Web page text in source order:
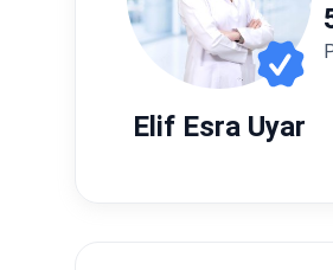
Elif Esra Uyar